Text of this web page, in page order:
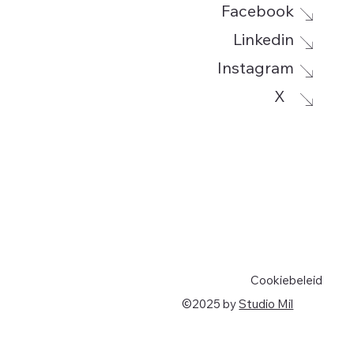
Facebook
Linkedin
Instagram
X
©2025 byStudio Mil
Cookiebeleid